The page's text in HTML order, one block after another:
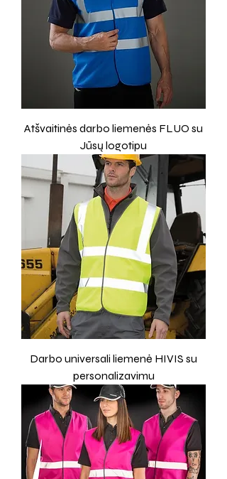
Atšvaitinės darbo liemenės FLUO su
Jūsų logotipu
Darbo universali liemenė HIVIS su
personalizavimu